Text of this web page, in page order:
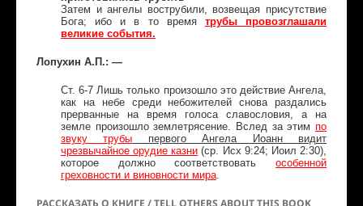
Затем и ангелы вострубили, возвещая присутствие
Бога; ибо и в то время трубы провозглашали
великие события.
Лопухин А.П.: —
Ст. 6-7 Лишь только произошло это действие Ангела,
как на небе среди небожителей снова раздались
прерванные на время голоса славословия, а на
земле произошло землетрясение. Вслед за этимпо
звуку трубы первого Ангела Иоанн видит
чрезвычайное орудие казни (ср. Исх 9:24; Иоил 2:30),
которое должно соответствоватьособенной
греховности и виновности мира.
РАССКАЗАТЬ О КНИГЕ / TELL OTHERS ABOUT THIS BOOK